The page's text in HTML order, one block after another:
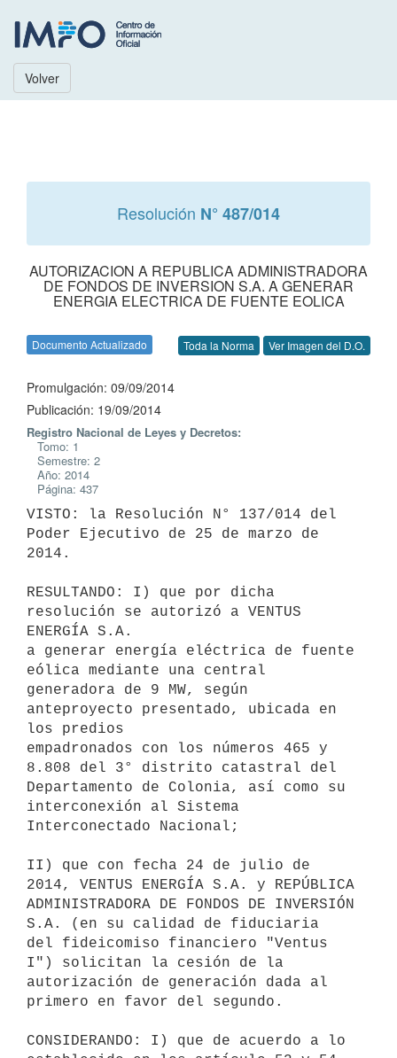
Volver
Resolución N° 487/014
AUTORIZACION A REPUBLICA ADMINISTRADORA
DE FONDOS DE INVERSION S.A. A GENERAR
ENERGIA ELECTRICA DE FUENTE EOLICA
Documento Actualizado Toda la Norma Ver Imagen del D.O.
Promulgación: 09/09/2014
Publicación: 19/09/2014
Registro Nacional de Leyes y Decretos:
Tomo: 1
Semestre: 2
Año: 2014
Página: 437
VISTO: la Resolución N° 137/014 del
Poder Ejecutivo de 25 de marzo de
2014.
RESULTANDO: I) que por dicha
resolución se autorizó a VENTUS
ENERGÍA S.A.
a generar energía eléctrica de fuente
eólica mediante una central
generadora de 9 MW, según
anteproyecto presentado, ubicada en
los predios
empadronados con los números 465 y
8.808 del 3° distrito catastral del
Departamento de Colonia, así como su
interconexión al Sistema
Interconectado Nacional;
II) que con fecha 24 de julio de
2014, VENTUS ENERGÍA S.A. y REPÚBLICA
ADMINISTRADORA DE FONDOS DE INVERSIÓN
S.A. (en su calidad de fiduciaria
del fideicomiso financiero "Ventus
I") solicitan la cesión de la
autorización de generación dada al
primero en favor del segundo.
CONSIDERANDO: I) que de acuerdo a lo